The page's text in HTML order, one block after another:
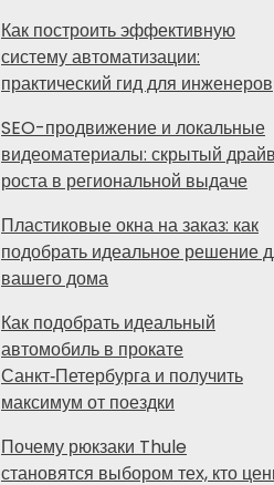
Как построить эффективную
систему автоматизации:
практический гид для инженеров
SEO-продвижение и локальные
видеоматериалы: скрытый
роста в региональной выдаче
Пластиковые окна на заказ: как
подобрать идеальное решение
вашего дома
Как подобрать идеальный
автомобиль в прокате
Санкт‑Петербурга и получить
максимум от поездки
Почему рюкзаки Thule
становятся выбором тех, кто